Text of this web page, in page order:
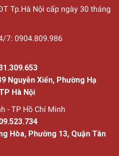
Tp.Hà Nội cấp ngày 30 tháng
7: 0904.809.986
Nguyễn Xiển, Phường Hạ
Hà Nội
- TP Hồ Chí Minh
Hòa, Phường 13, Quận Tân